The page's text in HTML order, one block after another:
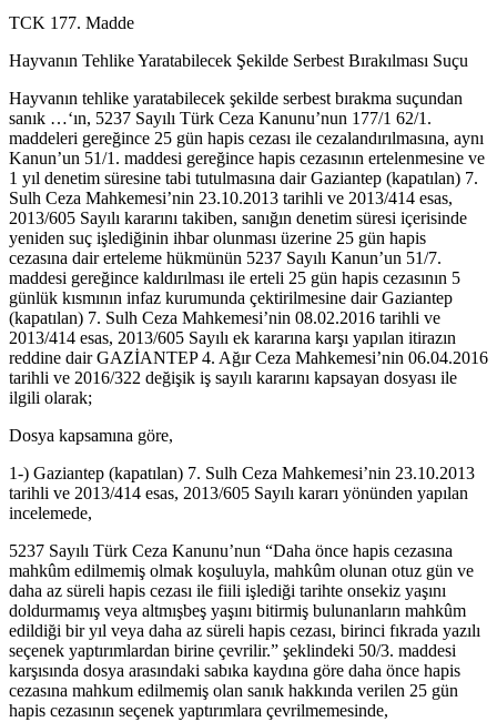
TCK 177. Madde
Hayvanın Tehlike Yaratabilecek Şekilde Serbest Bırakılması Suçu
Hayvanın tehlike yaratabilecek şekilde serbest bırakma suçundan
sanık …‘ın, 5237 Sayılı Türk Ceza Kanunu’nun 177/1 62/1.
maddeleri gereğince 25 gün hapis cezası ile cezalandırılmasına, aynı
Kanun’un 51/1. maddesi gereğince hapis cezasının ertelenmesine ve
1 yıl denetim süresine tabi tutulmasına dair Gaziantep (kapatılan) 7.
Sulh Ceza Mahkemesi’nin 23.10.2013 tarihli ve 2013/414 esas,
2013/605 Sayılı kararını takiben, sanığın denetim süresi içerisinde
yeniden suç işlediğinin ihbar olunması üzerine 25 gün hapis
cezasına dair erteleme hükmünün 5237 Sayılı Kanun’un 51/7.
maddesi gereğince kaldırılması ile erteli 25 gün hapis cezasının 5
günlük kısmının infaz kurumunda çektirilmesine dair Gaziantep
(kapatılan) 7. Sulh Ceza Mahkemesi’nin 08.02.2016 tarihli ve
2013/414 esas, 2013/605 Sayılı ek kararına karşı yapılan itirazın
reddine dair GAZİANTEP 4. Ağır Ceza Mahkemesi’nin 06.04.2016
tarihli ve 2016/322 değişik iş sayılı kararını kapsayan dosyası ile
ilgili olarak;
Dosya kapsamına göre,
1-) Gaziantep (kapatılan) 7. Sulh Ceza Mahkemesi’nin 23.10.2013
tarihli ve 2013/414 esas, 2013/605 Sayılı kararı yönünden yapılan
incelemede,
5237 Sayılı Türk Ceza Kanunu’nun “Daha önce hapis cezasına
mahkûm edilmemiş olmak koşuluyla, mahkûm olunan otuz gün ve
daha az süreli hapis cezası ile fiili işlediği tarihte onsekiz yaşını
doldurmamış veya altmışbeş yaşını bitirmiş bulunanların mahkûm
edildiği bir yıl veya daha az süreli hapis cezası, birinci fıkrada yazılı
seçenek yaptırımlardan birine çevrilir.” şeklindeki 50/3. maddesi
karşısında dosya arasındaki sabıka kaydına göre daha önce hapis
cezasına mahkum edilmemiş olan sanık hakkında verilen 25 gün
hapis cezasının seçenek yaptırımlara çevrilmemesinde,